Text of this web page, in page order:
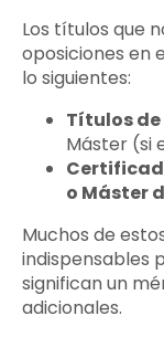
Los títulos que
oposiciones en
lo siguientes:
Títulos
Máster (si
o Máster
Muchos de
indispensables
significan un
adicionales.